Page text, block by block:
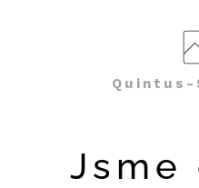
Jsme